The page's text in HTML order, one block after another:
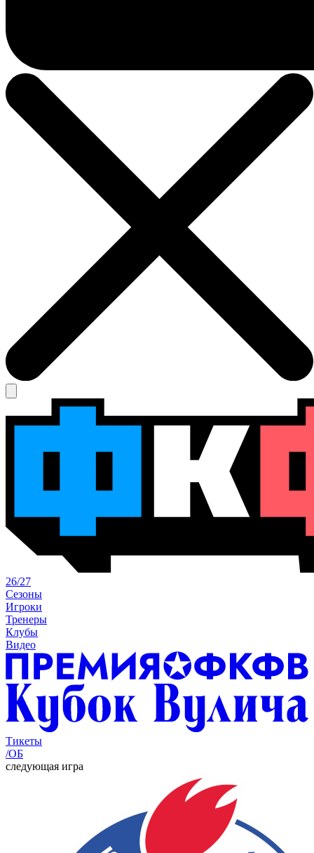
26/27
Сезоны
Игроки
Тренеры
Клубы
Видео
Тикеты
/ОБ
следующая игра